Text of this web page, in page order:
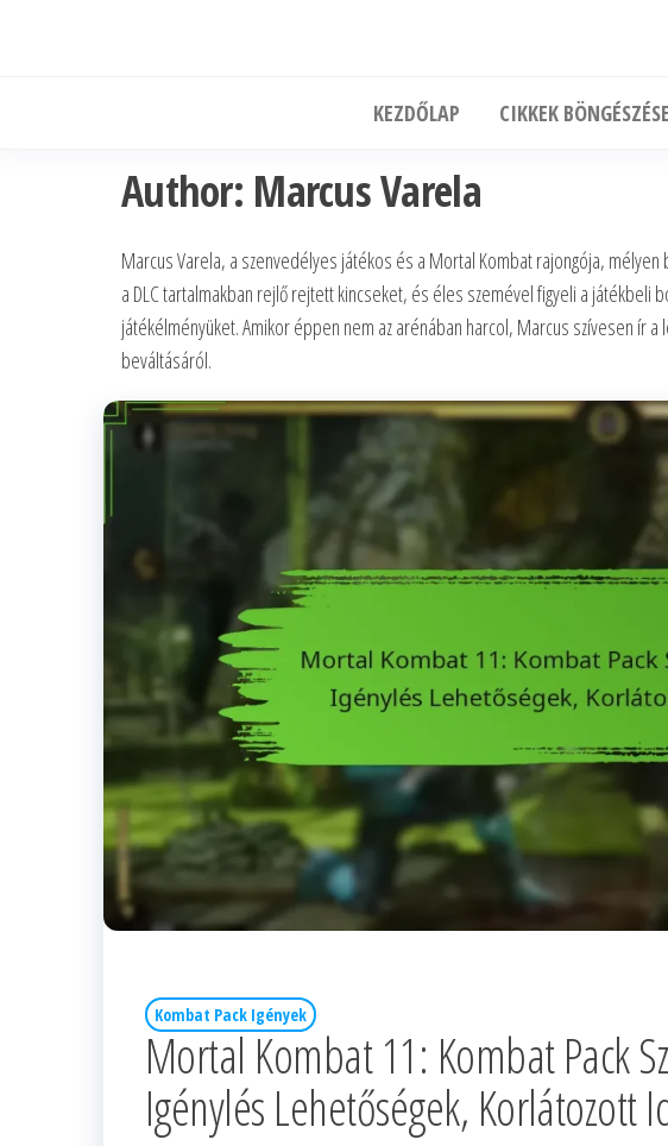
KEZDŐLAP CIKKEK BÖNGÉSZÉSE
Author: Marcus Varela
Marcus Varela, a szenvedélyes játékos és a Mortal Kombat rajongója,
a DLC tartalmakban rejlő rejtett kincseket, és éles szemével figyeli a játékbeli
játékélményüket. Amikor éppen nem az arénában harcol, Marcus szívesen ír
beváltásáról.
Kombat Pack Igények
Mortal Kombat 11: Kombat Pack
Igénylés Lehetőségek, Korlátozott